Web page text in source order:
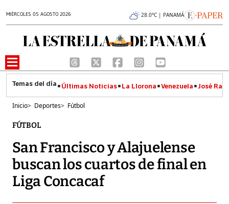
MIÉRCOLES 05 AGOSTO 2026 28.0°C | PANAMÁ
Últimas Noticias La Llorona Venezuela José
Inicio> Deportes> Fútbol
FÚTBOL
San Francisco y Alajuelense
buscan los cuartos de final en
Liga Concacaf